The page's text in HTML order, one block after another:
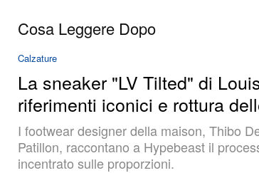
Cosa Leggere Dopo
Calzature
La sneaker "LV Tilted" di
riferimenti iconici e rottura
I footwear designer della maison, Thibo
Patillon, raccontano a Hypebeast il
incentrato sulle proporzioni.